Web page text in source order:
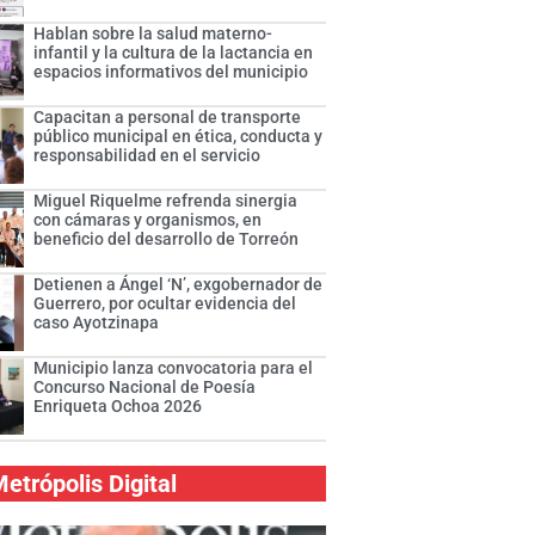
Hablan sobre la salud materno-
infantil y la cultura de la lactancia en
espacios informativos del municipio
Capacitan a personal de transporte
público municipal en ética, conducta y
responsabilidad en el servicio
Miguel Riquelme refrenda sinergia
con cámaras y organismos, en
beneficio del desarrollo de Torreón
Detienen a Ángel ‘N’, exgobernador de
Guerrero, por ocultar evidencia del
caso Ayotzinapa
Municipio lanza convocatoria para el
Concurso Nacional de Poesía
Enriqueta Ochoa 2026
Digital